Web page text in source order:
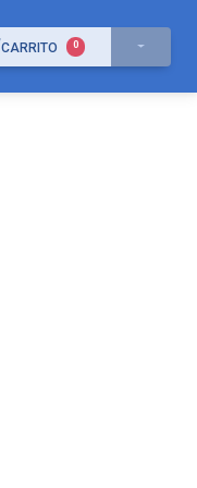
CARRITO 0ÍTEMS EN EL CARRITO